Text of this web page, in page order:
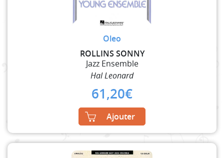
Oleo
ROLLINS SONNY
Jazz Ensemble
Hal Leonard
61,20€
Ajouter